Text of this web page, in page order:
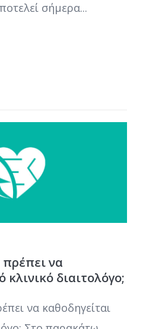
σήμερα...
πρέπει να
κλινικό διαιτολόγο;
να καθοδηγείται